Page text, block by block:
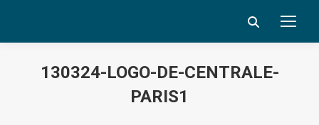
Search:
130324-LOGO-DE-CENTRALE-
PARIS1